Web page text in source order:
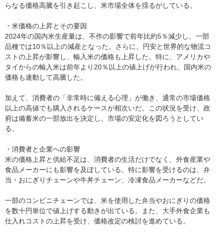
らなる価格高騰を引き起こし、米市場全体を揺るがしている。
・米価格の上昇とその要因
2024年の国内米生産量は、不作の影響で前年比約5％減少し、一部
品種では10％以上の減産となった。さらに、円安と世界的な物流コ
ストの上昇が影響し、輸入米の価格も上昇した。特に、アメリカや
タイからの輸入米は前年より20％以上の値上げが行われ、国内米の
価格も連動して高騰した。
加えて、消費者の「非常時に備える心理」が働き、通常の市場価格
以上の高値でも購入されるケースが相次いだ。この状況を受け、政
府は備蓄米の一部放出を決定し、市場の安定化を図ろうとしてい
る。
・消費者と企業への影響
米の価格上昇と供給不足は、消費者の生活だけでなく、外食産業や
食品メーカーにも影響を及ぼしている。特に影響を受けるのは、弁
当・おにぎりチェーンや牛丼チェーン、冷凍食品メーカーなどだ。
一部のコンビニチェーンでは、米を使用した弁当やおにぎりの価格
を数十円単位で値上げする動きが出ている。また、大手外食企業も
仕入れコストの上昇を受け、価格改定の検討を進めている。